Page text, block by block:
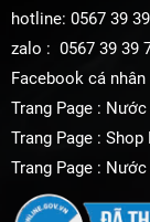
hotline: 0567 39
zalo : 0567 39 39
Facebook cá
Trang Page :
Trang Page :
Trang Page :